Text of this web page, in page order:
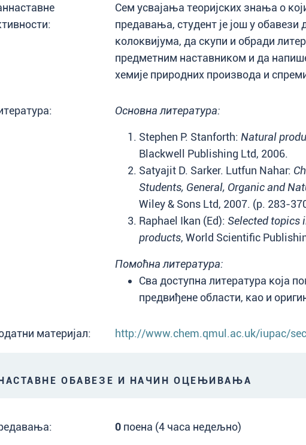
Сем усвајања теоријских знања о
предавања, студент је још у обавези
колоквијума, да скупи и обради
предметним наставником и да
хемије природних производа и
Основна литература:
Stephen P. Stanforth: Natural
Blackwell Publishing Ltd, 2006.
Satyajit D. Sarker. Lutfun Nahar:
Students, General, Organic and
Wiley & Sons Ltd, 2007. (p. 283-
Raphael Ikan (Ed): Selected topics
products, World Scientific
Помоћна литература:
Сва доступна литература која
предвиђене области, као и
материјал: http://www.chem.qmul.ac.uk/iupac/
ОБАВЕЗЕ И НАЧИН ОЦЕЊИВАЊА
0 поена (4 часа недељно)